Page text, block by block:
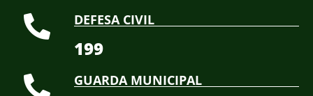
DEFESA CIVIL
199
GUARDA MUNICIPAL